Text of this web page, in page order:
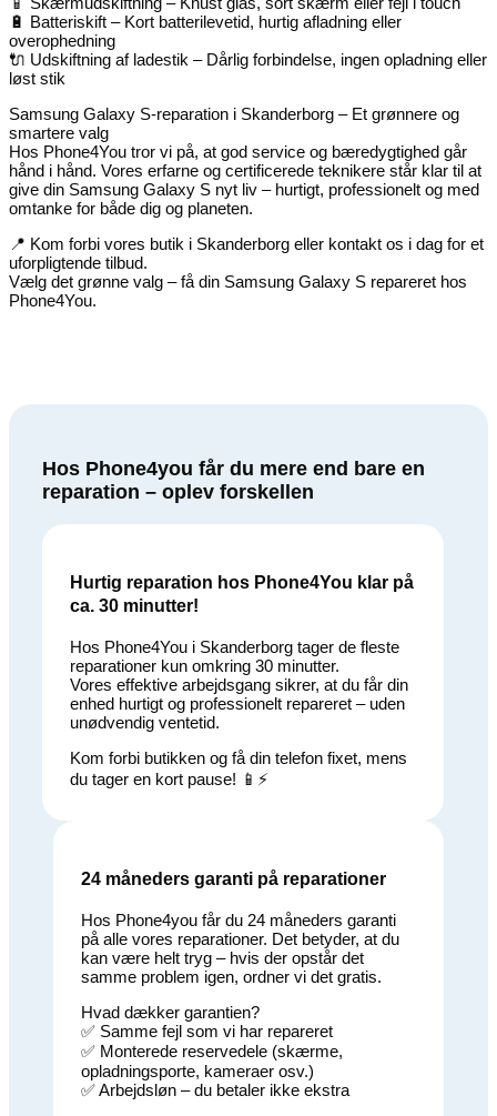
🔋 Batteriskift – Kort batterilevetid, hurtig afladning eller
overophedning
🔌 Udskiftning af ladestik – Dårlig forbindelse, ingen opladning eller
løst stik
Samsung Galaxy S-reparation i Skanderborg – Et grønnere og
smartere valg
Hos Phone4You tror vi på, at god service og bæredygtighed går
hånd i hånd. Vores erfarne og certificerede teknikere står klar til at
give din Samsung Galaxy S nyt liv – hurtigt, professionelt og med
omtanke for både dig og planeten.
📍 Kom forbi vores butik i Skanderborg eller kontakt os i dag for et
uforpligtende tilbud.
Vælg det grønne valg – få din Samsung Galaxy S repareret hos
Phone4You.
Hos Phone4you får du mere end bare en
reparation – oplev forskellen
Hurtig reparation hos Phone4You klar på
ca. 30 minutter!
Hos Phone4You i Skanderborg tager de fleste
reparationer kun omkring 30 minutter.
Vores effektive arbejdsgang sikrer, at du får din
enhed hurtigt og professionelt repareret – uden
unødvendig ventetid.
Kom forbi butikken og få din telefon fixet, mens
du tager en kort pause! 📱⚡
24 måneders garanti på reparationer
Hos Phone4you får du 24 måneders garanti
på alle vores reparationer. Det betyder, at du
kan være helt tryg – hvis der opstår det
samme problem igen, ordner vi det gratis.
Hvad dækker garantien?
✅ Samme fejl som vi har repareret
✅ Monterede reservedele (skærme,
opladningsporte, kameraer osv.)
✅ Arbejdsløn – du betaler ikke ekstra